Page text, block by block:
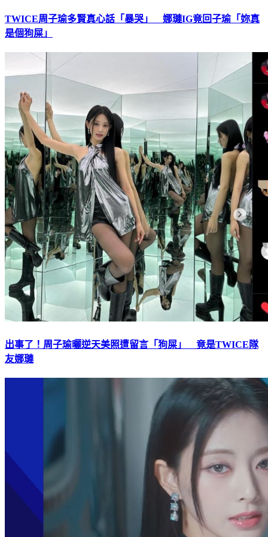
TWICE周子瑜多賢真心話「暴哭」 娜璉IG竟回子瑜「妳真
是個狗屎」
出事了！周子瑜曬逆天美照遭留言「狗屎」 竟是TWICE隊
友娜璉